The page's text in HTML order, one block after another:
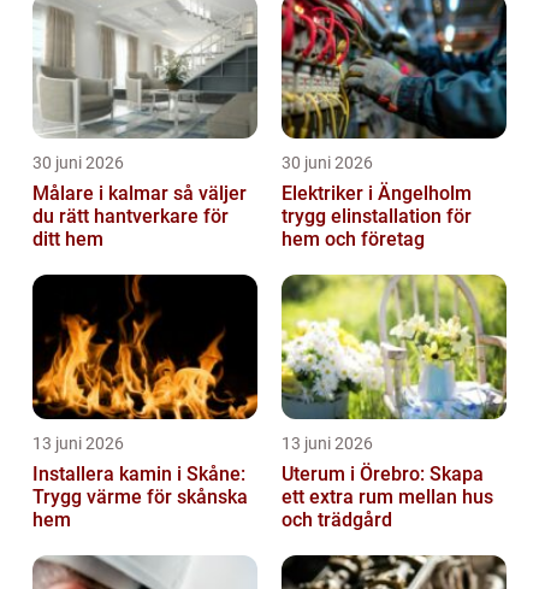
30 juni 2026
Målare i kalmar så väljer
du rätt hantverkare för
ditt hem
30 juni 2026
Elektriker i Ängelholm
trygg elinstallation för
hem och företag
13 juni 2026
Installera kamin i Skåne:
Trygg värme för skånska
hem
13 juni 2026
Uterum i Örebro: Skapa
ett extra rum mellan hus
och trädgård